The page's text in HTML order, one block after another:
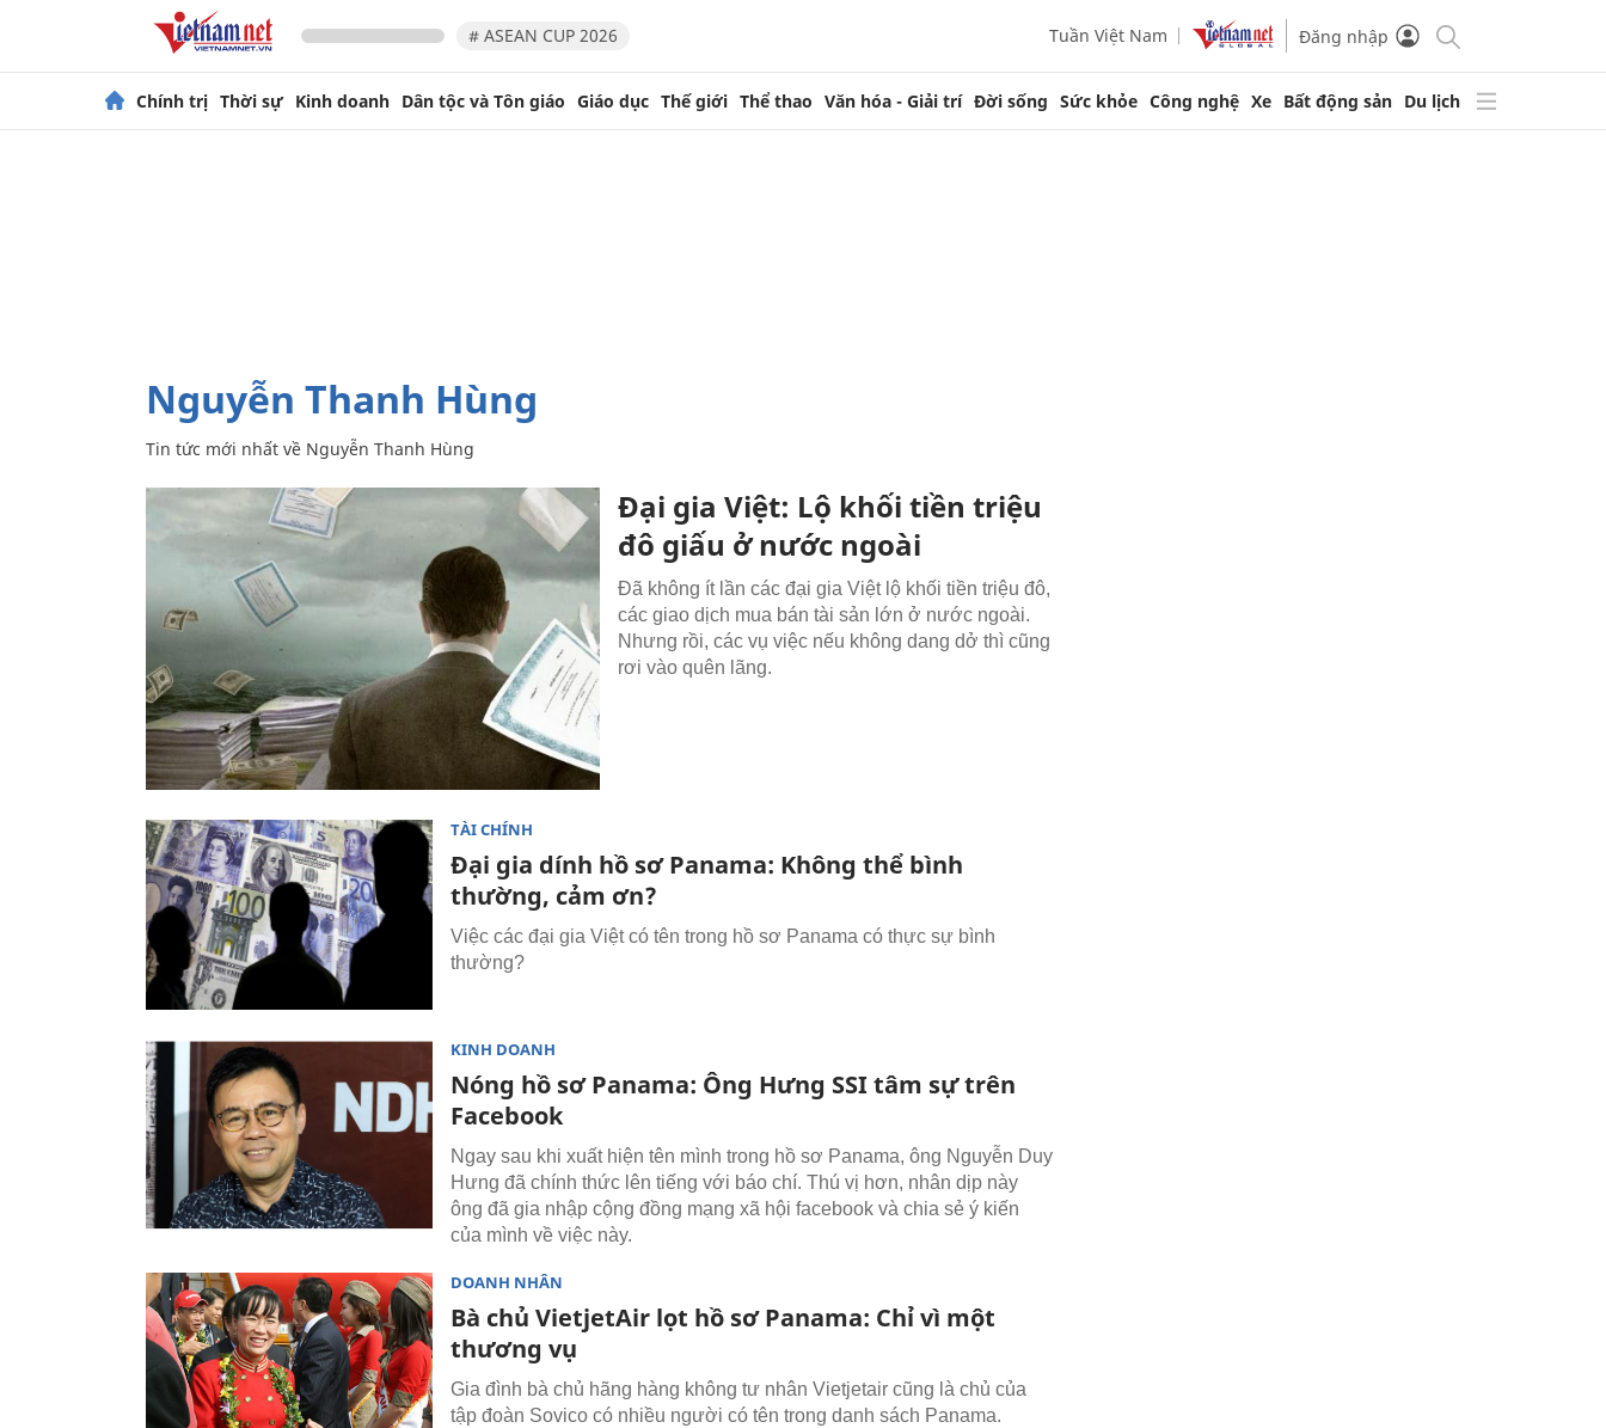
# ASEAN CUP 2026 Tuần Việt Nam Đăng nhập
Chính trị Thời sự Kinh doanh Dân tộc và Tôn giáo Giáo dục Thế giới Thể thao Văn hóa - Giải trí Đời sống Sức khỏe Công nghệ Xe Bất động sản Du lịch
Nguyễn Thanh Hùng
Tin tức mới nhất về Nguyễn Thanh Hùng
Đại gia Việt: Lộ khối tiền triệu
đô giấu ở nước ngoài
Đã không ít lần các đại gia Việt lộ khối tiền triệu đô,
các giao dịch mua bán tài sản lớn ở nước ngoài.
Nhưng rồi, các vụ việc nếu không dang dở thì cũng
rơi vào quên lãng.
TÀI CHÍNH
Đại gia dính hồ sơ Panama: Không thể bình
thường, cảm ơn?
Việc các đại gia Việt có tên trong hồ sơ Panama có thực sự bình
thường?
KINH DOANH
Nóng hồ sơ Panama: Ông Hưng SSI tâm sự trên
Facebook
Ngay sau khi xuất hiện tên mình trong hồ sơ Panama, ông Nguyễn Duy
Hưng đã chính thức lên tiếng với báo chí. Thú vị hơn, nhân dịp này
ông đã gia nhập cộng đồng mạng xã hội facebook và chia sẻ ý kiến
của mình về việc này.
DOANH NHÂN
Bà chủ VietjetAir lọt hồ sơ Panama: Chỉ vì một
thương vụ
Gia đình bà chủ hãng hàng không tư nhân Vietjetair cũng là chủ của
tập đoàn Sovico có nhiều người có tên trong danh sách Panama.